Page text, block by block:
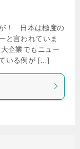
！ 日本は極度の
と言われていま
企業でもニュー
いる例が […]